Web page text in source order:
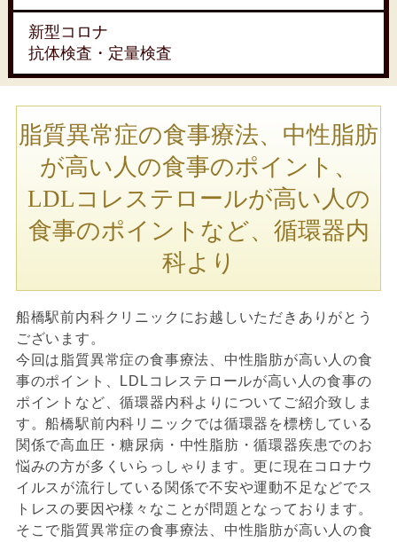
新型コロナ
抗体検査・定量検査
脂質異常症の食事療法、中性脂肪
が高い人の食事のポイント、
LDLコレステロールが高い人の
食事のポイントなど、循環器内
科より
船橋駅前内科クリニックにお越しいただきありがとう
ございます。
今回は脂質異常症の食事療法、中性脂肪が高い人の食
事のポイント、LDLコレステロールが高い人の食事の
ポイントなど、循環器内科よりについてご紹介致しま
す。船橋駅前内科リニックでは循環器を標榜している
関係で高血圧・糖尿病・中性脂肪・循環器疾患でのお
悩みの方が多くいらっしゃります。更に現在コロナウ
イルスが流行している関係で不安や運動不足などでス
トレスの要因や様々なことが問題となっております。
そこで脂質異常症の食事療法、中性脂肪が高い人の食